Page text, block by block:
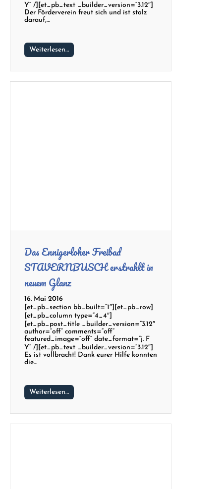
Y“ /][et_pb_text _builder_version=“3.12″]
Der Förderverein freut sich und ist stolz
darauf,…
Weiterlesen…
Das Ennigerloher Freibad
STAVERNBUSCH erstrahlt in
neuem Glanz
16. Mai 2016
[et_pb_section bb_built=“1″][et_pb_row]
[et_pb_column type=“4_4″]
[et_pb_post_title _builder_version=“3.12″
author=“off“ comments=“off“
featured_image=“off“ date_format=“j. F
Y“ /][et_pb_text _builder_version=“3.12″]
Es ist vollbracht! Dank eurer Hilfe konnten
die…
Weiterlesen…